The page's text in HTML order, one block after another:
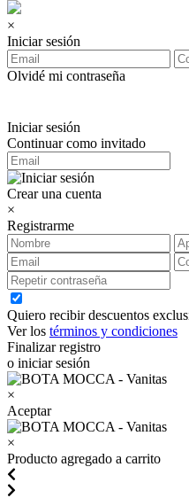
×
Iniciar sesión
Olvidé mi contraseña
Iniciar sesión
Continuar como invitado
Crear una cuenta
×
Registrarme
Quiero recibir descuentos
Ver los términos y condiciones
Finalizar registro
o iniciar sesión
×
Aceptar
×
Producto agregado a carrito